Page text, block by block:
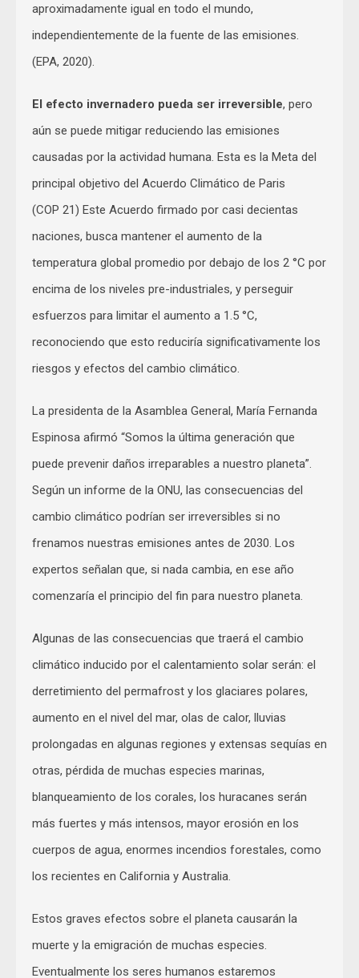
aproximadamente igual en todo el mundo,
independientemente de la fuente de las emisiones.
(EPA, 2020).
El efecto invernadero pueda ser irreversible, pero
aún se puede mitigar reduciendo las emisiones
causadas por la actividad humana. Esta es la Meta del
principal objetivo del Acuerdo Climático de Paris
(COP 21) Este Acuerdo firmado por casi decientas
naciones, busca mantener el aumento de la
temperatura global promedio por debajo de los 2 °C por
encima de los niveles pre-industriales, y perseguir
esfuerzos para limitar el aumento a 1.5 °C,
reconociendo que esto reduciría significativamente los
riesgos y efectos del cambio climático.
La presidenta de la Asamblea General, María Fernanda
Espinosa afirmó “Somos la última generación que
puede prevenir daños irreparables a nuestro planeta”.
Según un informe de la ONU, las consecuencias del
cambio climático podrían ser irreversibles si no
frenamos nuestras emisiones antes de 2030. Los
expertos señalan que, si nada cambia, en ese año
comenzaría el principio del fin para nuestro planeta.
Algunas de las consecuencias que traerá el cambio
climático inducido por el calentamiento solar serán: el
derretimiento del permafrost y los glaciares polares,
aumento en el nivel del mar, olas de calor, lluvias
prolongadas en algunas regiones y extensas sequías en
otras, pérdida de muchas especies marinas,
blanqueamiento de los corales, los huracanes serán
más fuertes y más intensos, mayor erosión en los
cuerpos de agua, enormes incendios forestales, como
los recientes en California y Australia.
Estos graves efectos sobre el planeta causarán la
muerte y la emigración de muchas especies.
Eventualmente los seres humanos estaremos